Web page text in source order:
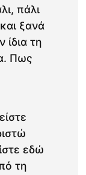
πάλι
ξανά
ίδια τη
Πως
εδώ
τη